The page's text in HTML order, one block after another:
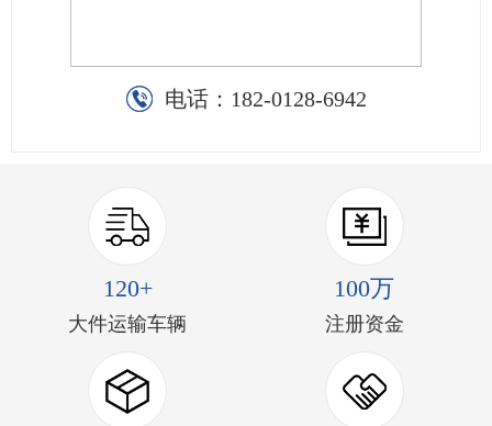
电话： 182-0128-6942
120+
大件运输车辆
100万
注册资金